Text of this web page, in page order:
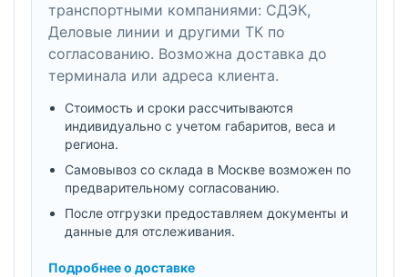
транспортными компаниями: СДЭК,
Деловые линии и другими ТК по
согласованию. Возможна доставка до
терминала или адреса клиента.
Стоимость и сроки рассчитываются
индивидуально с учетом габаритов, веса и
региона.
Самовывоз со склада в Москве возможен по
предварительному согласованию.
После отгрузки предоставляем документы и
данные для отслеживания.
Подробнее о доставке